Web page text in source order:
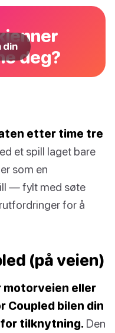
deg?
din
etter time tre
et spill laget bare
er som en
— fylt med søte
for å
(på veien)
motorveien eller
bilen din
tilknytning. Den